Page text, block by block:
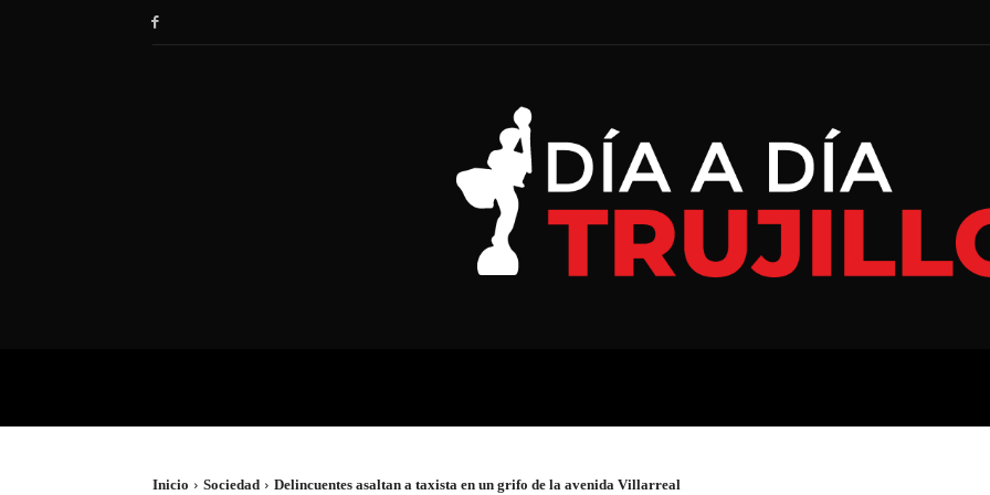
Inicio Sociedad Delincuentes asaltan a taxista en un grifo de la avenida Villarreal